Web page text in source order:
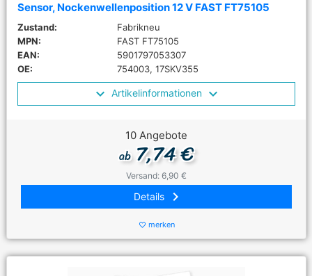
Sensor, Nockenwellenposition 12 V FAST FT75105
Zustand:
Fabrikneu
MPN:
FAST FT75105
EAN:
5901797053307
OE:
754003, 17SKV355
Artikelinformationen
10 Angebote
ab7,74 €
Versand: 6,90 €
Details keyboard_arrow_right
favorite_border merken